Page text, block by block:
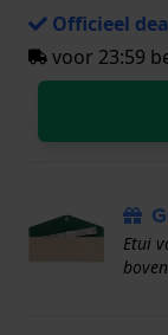
Officieel
voor 23:59
Etui